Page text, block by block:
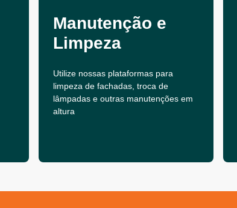
Manutenção e
Limpeza
Utilize nossas plataformas para
limpeza de fachadas, troca de
lâmpadas e outras manutenções em
altura